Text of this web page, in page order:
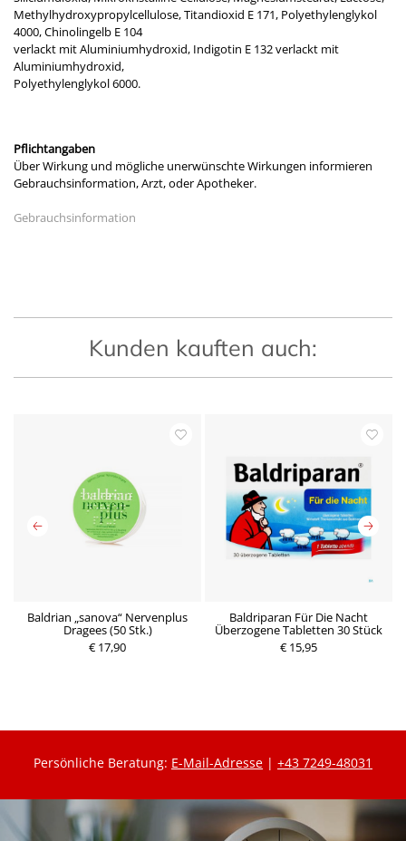
Methylhydroxypropylcellulose, Titandioxid E 171, Polyethylenglykol
4000, Chinolingelb E 104
verlackt mit Aluminiumhydroxid, Indigotin E 132 verlackt mit
Aluminiumhydroxid,
Polyethylenglykol 6000.
Pflichtangaben
Über Wirkung und mögliche unerwünschte Wirkungen informieren
Gebrauchsinformation, Arzt, oder Apotheker.
Gebrauchsinformation
Kunden kauften auch:
Baldrian „sanova“ Nervenplus
Dragees (50 Stk.)
€ 17,90
Baldriparan Für Die Nacht
Überzogene Tabletten 30 Stück
€ 15,95
P P
Persönliche Beratung: E-Mail-Adresse | +43 7249-48031